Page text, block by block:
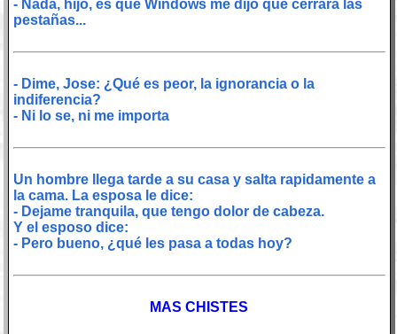
- Nada, hijo, es que Windows me dijo que cerrara las
pestañas...
- Dime, Jose: ¿Qué es peor, la ignorancia o la
indiferencia?
- Ni lo se, ni me importa
Un hombre llega tarde a su casa y salta rapidamente a
la cama. La esposa le dice:
- Dejame tranquila, que tengo dolor de cabeza.
Y el esposo dice:
- Pero bueno, ¿qué les pasa a todas hoy?
MAS CHISTES